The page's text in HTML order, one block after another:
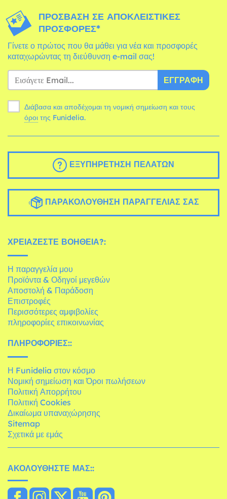
ΠΡΌΣΒΑΣΗ ΣΕ ΑΠΟΚΛΕΙΣΤΙΚΈΣ
ΠΡΟΣΦΟΡΈΣ*
Γίνετε ο πρώτος που θα μάθει για νέα και προσφορές
καταχωρώντας τη διεύθυνση e-mail σας!
ΕΓΓΡΑΦΉ
Διάβασα και αποδέχομαι τη νομική σημείωση και τους
όροι της Funidelia.
ΕΞΥΠΗΡΈΤΗΣΗ ΠΕΛΑΤΏΝ
ΠΑΡΑΚΟΛΟΎΘΗΣΗ ΠΑΡΑΓΓΕΛΊΑΣ ΣΑΣ
ΧΡΕΙΆΖΕΣΤΕ ΒΟΉΘΕΙΑ?:
Η παραγγελία μου
Προϊόντα & Οδηγοί μεγεθών
Αποστολή & Παράδοση
Επιστροφές
Περισσότερες αμφιβολίες
πληροφορίες επικοινωνίας
ΠΛΗΡΟΦΟΡΊΕΣ::
Η Funidelia στον κόσμο
Νομική σημείωση και Όροι πωλήσεων
Πολιτική Απορρήτου
Πολιτική Cookies
Δικαίωμα υπαναχώρησης
Sitemap
Σχετικά με εμάς
ΑΚΟΛΟΥΘΉΣΤΕ ΜΑΣ::